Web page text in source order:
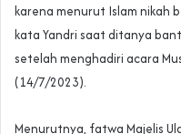
karena menurut Islam nikah
kata Yandri saat ditanya
setelah menghadiri acara
(14/7/2023).
Menurutnya, fatwa Majelis